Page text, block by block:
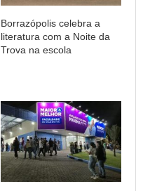
Borrazópolis celebra a
literatura com a Noite da
Trova na escola